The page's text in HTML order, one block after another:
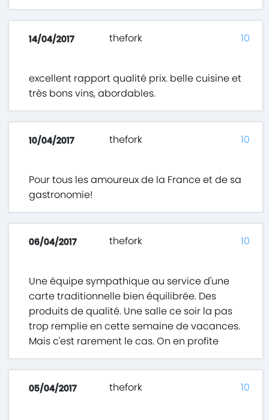
14/04/2017 thefork
excellent rapport qualité prix. belle cuisine et
très bons vins, abordables.
10
10/04/2017 thefork
Pour tous les amoureux de la France et de sa
gastronomie!
10
06/04/2017 thefork
Une équipe sympathique au service d'une
carte traditionnelle bien équilibrée. Des
produits de qualité. Une salle ce soir la pas
trop remplie en cette semaine de vacances.
Mais c'est rarement le cas. On en profite
10
05/04/2017 thefork 10